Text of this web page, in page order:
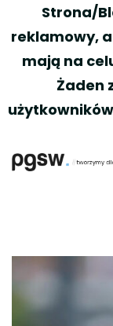
Strona/
reklamowy,
mają na
Żaden